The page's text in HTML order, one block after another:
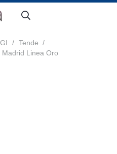
/ Tende /
Linea Oro